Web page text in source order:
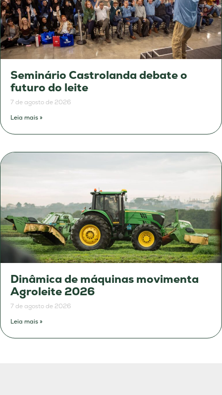
Seminário Castrolanda debate o
futuro do leite
7 de agosto de 2026
Leia mais »
Dinâmica de máquinas movimenta
Agroleite 2026
7 de agosto de 2026
Leia mais »